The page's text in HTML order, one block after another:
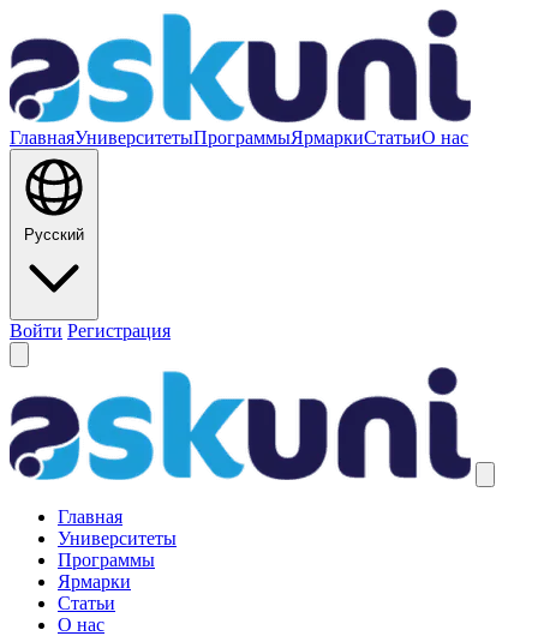
ГлавнаяУниверситетыПрограммыЯрмаркиСтатьиО нас
Русский
Войти Регистрация
Главная
Университеты
Программы
Ярмарки
Статьи
О нас